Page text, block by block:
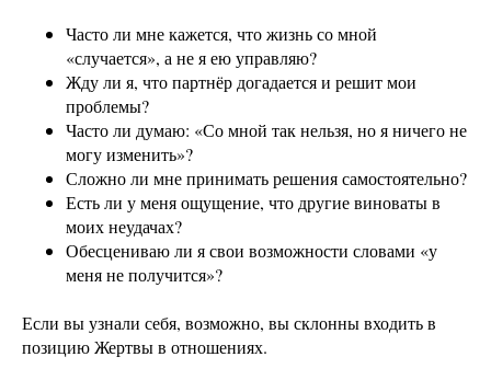
Часто ли мне кажется, что жизнь со мной
«случается», а не я ею управляю?
Жду ли я, что партнёр догадается и решит мои
проблемы?
Часто ли думаю: «Со мной так нельзя, но я ничего не
могу изменить»?
Сложно ли мне принимать решения самостоятельно?
Есть ли у меня ощущение, что другие виноваты в
моих неудачах?
Обесцениваю ли я свои возможности словами «у
меня не получится»?
Если вы узнали себя, возможно, вы склонны входить в
позицию Жертвы в отношениях.